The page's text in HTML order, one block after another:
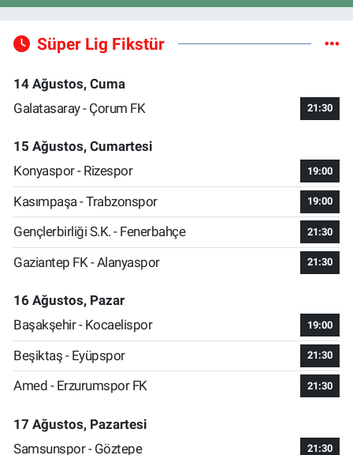
Süper Lig Fikstür
14 Ağustos, Cuma
Galatasaray - Çorum FK
21:30
15 Ağustos, Cumartesi
Konyaspor - Rizespor
19:00
Kasımpaşa - Trabzonspor 19:00
Gençlerbirliği S.K. - Fenerbahçe 21:30
Gaziantep FK - Alanyaspor 21:30
16 Ağustos, Pazar
Başakşehir - Kocaelispor
19:00
Beşiktaş - Eyüpspor 21:30
Amed - Erzurumspor FK 21:30
17 Ağustos, Pazartesi
Samsunspor - Göztepe
21:30